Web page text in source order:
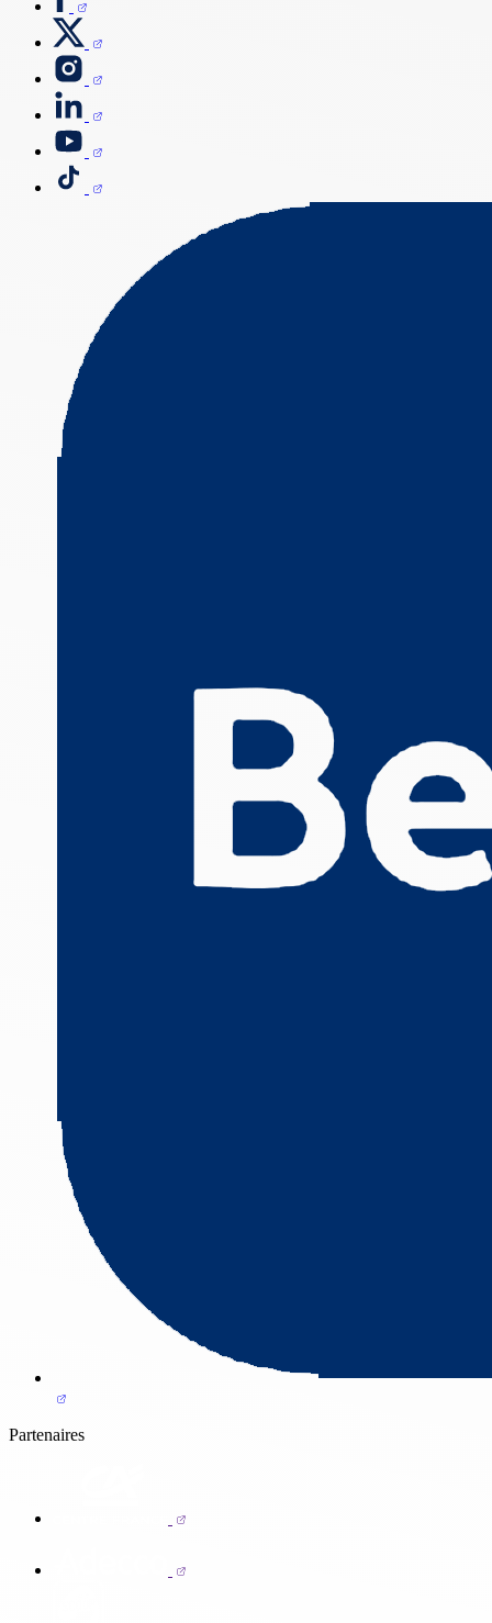
Partenaires